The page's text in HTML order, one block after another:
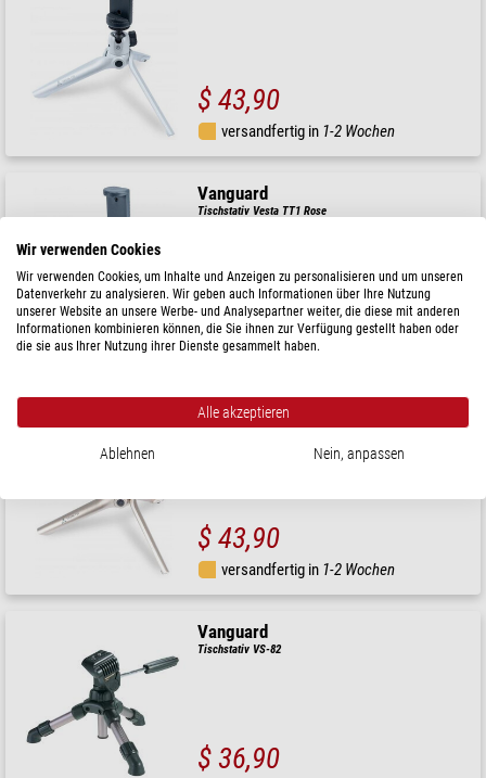
$ 43,90
versandfertig in 1-2 Wochen
Vanguard
Tischstativ Vesta TT1 Rose
$ 43,90
versandfertig in
Vanguard
Tischstativ Vesta TT1 Champagne
$ 43,90
versandfertig in 1-2 Wochen
Vanguard
Tischstativ VS-82
$ 36,90
Wir verwenden Cookies
Wir verwenden Cookies, um Inhalte und Anzeigen zu personalisieren und um unseren
Datenverkehr zu analysieren. Wir geben auch Informationen über Ihre Nutzung
unserer Website an unsere Werbe- und Analysepartner weiter, die diese mit anderen
Informationen kombinieren können, die Sie ihnen zur Verfügung gestellt haben oder
die sie aus Ihrer Nutzung ihrer Dienste gesammelt haben.
Alle akzeptieren
Ablehnen Nein, anpassen